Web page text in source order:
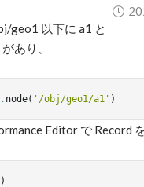
geo1 以下に a1 と
あり、
. node( '/obj/geo1/a1' )
Editor で Record